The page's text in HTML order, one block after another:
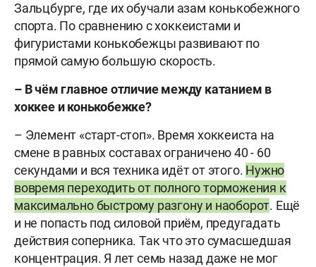
Зальцбурге, где их обучали азам конькобежного
спорта. По сравнению с хоккеистами и
фигуристами конькобежцы развивают по
прямой самую большую скорость.
– В чём главное отличие между катанием в
хоккее и конькобежке?
– Элемент «старт-стоп». Время хоккеиста на
смене в равных составах ограничено 40 - 60
секундами и вся техника идёт от этого. Нужно
вовремя переходить от полного торможения к
максимально быстрому разгону и наоборот. Ещё
и не попасть под силовой приём, предугадать
действия соперника. Так что это сумасшедшая
концентрация. Я лет семь назад даже не мог